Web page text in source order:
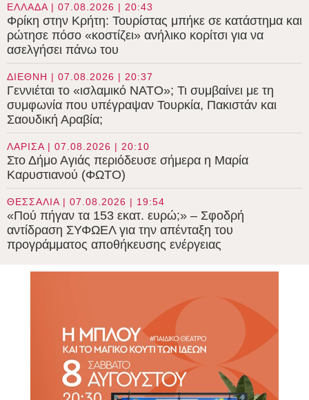
ΕΛΛΑΔΑ | 07.08.2026 | 20:43
Φρίκη στην Κρήτη: Τουρίστας μπήκε σε κατάστημα και
ρώτησε πόσο «κοστίζει» ανήλικο κορίτσι για να
ασελγήσει πάνω του
ΔΙΕΘΝΗ | 07.08.2026 | 20:37
Γεννιέται το «ισλαμικό ΝΑΤΟ»; Τι συμβαίνει με τη
συμφωνία που υπέγραψαν Τουρκία, Πακιστάν και
Σαουδική Αραβία;
ΛΑΡΙΣΑ | 07.08.2026 | 20:10
Στο Δήμο Αγιάς περιόδευσε σήμερα η Μαρία
Καρυστιανού (ΦΩΤΟ)
ΘΕΣΣΑΛΙΑ | 07.08.2026 | 19:54
«Πού πήγαν τα 153 εκατ. ευρώ;» – Σφοδρή
αντίδραση ΣΥΦΩΕΛ για την απένταξη του
προγράμματος αποθήκευσης ενέργειας